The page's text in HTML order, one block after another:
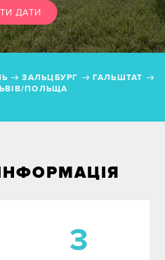
СКИНУТИ ФІЛЬТРИ
ДАТИ
ЗАЛЬЦБУРГ
ГАЛЬШТАТ
ПОЛЬЩА
3